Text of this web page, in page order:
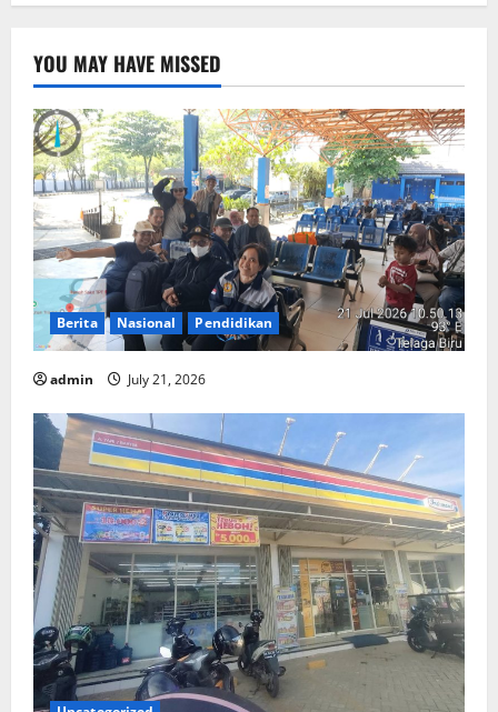
YOU MAY HAVE MISSED
Berita Nasional Pendidikan
admin July 21, 2026